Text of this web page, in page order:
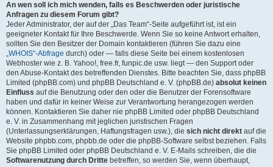
An wen soll ich mich wenden, falls es Beschwerden oder juristische
Anfragen zu diesem Forum gibt?
Jeder Administrator, der auf der „Das Team“-Seite aufgeführt ist, ist ein
geeigneter Kontakt für Ihre Beschwerde. Wenn Sie so keine Antwort erhalten,
sollten Sie den Besitzer der Domain kontaktieren (führen Sie dazu eine
„WHOIS“-Abfrage durch) oder — falls diese Seite bei einem kostenlosen
Webhoster wie z. B. Yahoo!, free.fr, funpic.de usw. liegt — den Support oder
den Abuse-Kontakt des betreffenden Dienstes. Bitte beachten Sie, dass phpBB
Limited (phpBB.com) und phpBB Deutschland e. V. (phpBB.de) absolut keinen
Einfluss auf die Benutzung oder den oder die Benutzer der Forensoftware
haben und dafür in keiner Weise zur Verantwortung herangezogen werden
können. Kontaktieren Sie daher nie phpBB Limited oder phpBB Deutschland
e. V. in Zusammenhang mit jeglichen juristischen Fragen
(Unterlassungserklärungen, Haftungsfragen usw.), die sich nicht direkt auf die
Website phpbb.com, phpbb.de oder die phpBB-Software selbst beziehen. Falls
Sie phpBB Limited oder phpBB Deutschland e. V. E-Mails schreiben, die die
Softwarenutzung durch Dritte betreffen, so werden Sie, wenn überhaupt,